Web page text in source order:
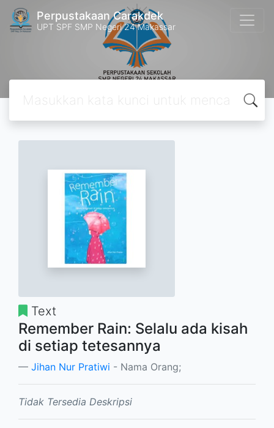
Perpustakaan Carakdek
UPT SPF SMP Negeri 24 Makassar
Text
Remember Rain: Selalu ada kisah
di setiap tetesannya
Jihan Nur Pratiwi - Nama Orang;
Tidak Tersedia Deskripsi